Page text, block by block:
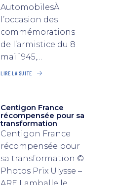
AutomobilesÀ
l’occasion des
commémorations
de l’armistice du 8
mai 1945,…
LIRE LA SUITE
Centigon France
récompensée pour sa
transformation
Centigon France
récompensée pour
sa transformation ©
Photos Prix Ulysse –
ARE Lamballe le